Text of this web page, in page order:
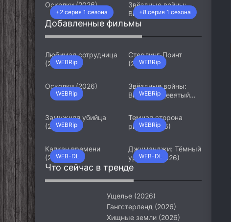
+2 серия 1 сезона
Осколки (2026)
+8 серия 1 сезона
Звёздные войны:
Видения. Девятый
джедай (2026)
Добавленные фильмы
WEBRip
Любимая сотрудница
(2026)
WEBRip
Стерлинг-Поинт
(2026)
WEBRip
Осколки (2026)
WEBRip
Звёздные войны:
Видения. Девятый
WEBRip
Замужняя убийца
(2026)
WEBRip
Темная сторона
ринга (2026)
WEB-DL
Капкан времени
(2026)
WEB-DL
Джуманджи: Тёмный
уровень (2026)
Что сейчас в тренде
Ущелье (2026)
Гангстерленд (2026)
Хищные земли (2026)